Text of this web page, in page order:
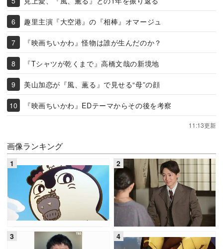
趣里主演『大空港』の『相棒』オマージュ
『映画ちいかわ』怪物は誰が生んだのか？
『Tシャツが乾くまで』高橋文哉の新境地
美山加恋が『風、薫る』で見せる“母”の顔
『映画ちいかわ』EDテーマからその後を考察
11:13更新
画像ランキング